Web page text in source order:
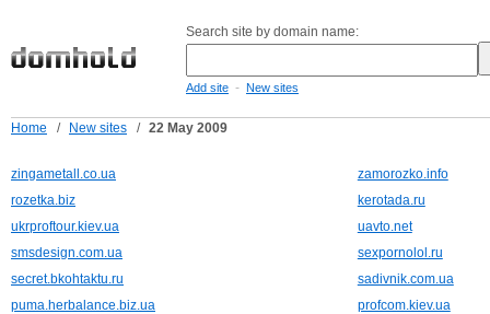
Search site by domain name:
Add site - New sites
Home / New sites / 22 May 2009
zingametall.co.ua
zamorozko.info
rozetka.biz
kerotada.ru
ukrproftour.kiev.ua
uavto.net
smsdesign.com.ua
sexpornolol.ru
secret.bkohtaktu.ru
sadivnik.com.ua
puma.herbalance.biz.ua
profcom.kiev.ua